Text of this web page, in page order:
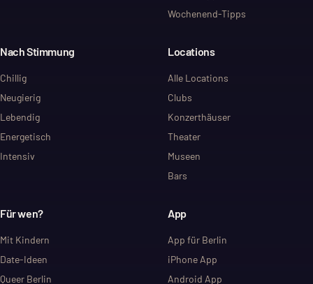
Wochenend-Tipps
Nach Stimmung
Chillig
Neugierig
Lebendig
Energetisch
Intensiv
Locations
Alle Locations
Clubs
Konzerthäuser
Theater
Museen
Bars
Für wen?
Mit Kindern
Date-Ideen
Queer Berlin
App
App für Berlin
iPhone App
Android App